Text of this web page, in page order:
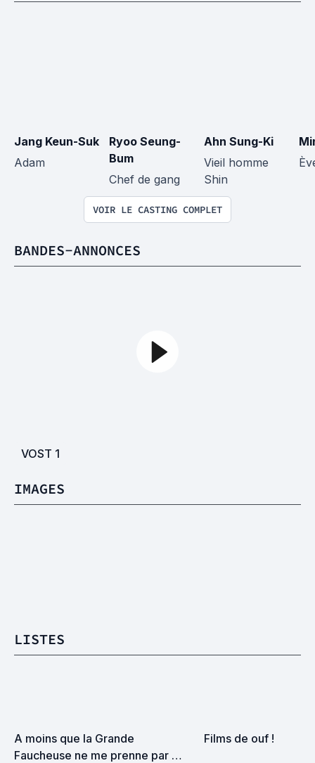
Jang Keun-Suk
Adam
Ryoo Seung-
Bum
Chef de gang
Ahn Sung-Ki
Vieil homme
Shin
VOIR LE CASTING COMPLET
BANDES-ANNONCES
VOST 1
IMAGES
LISTES
A moins que la Grande
Faucheuse ne me prenne par
Films de ouf !